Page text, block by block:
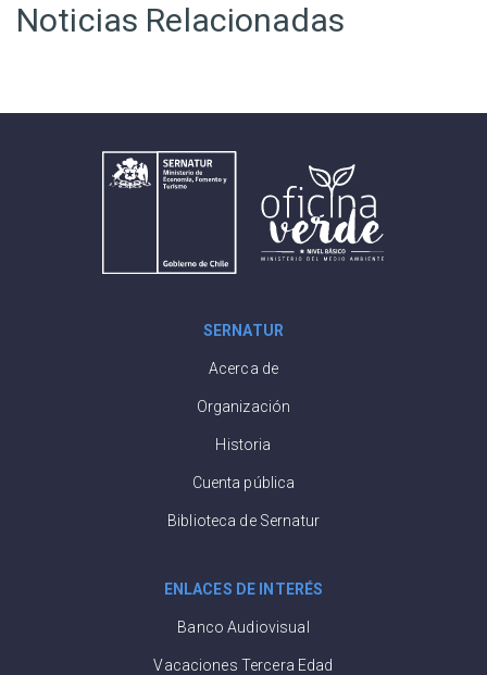
Noticias Relacionadas
SERNATUR
Acerca de
Organización
Historia
Cuenta pública
Biblioteca de Sernatur
ENLACES DE INTERÉS
Banco Audiovisual
Vacaciones Tercera Edad